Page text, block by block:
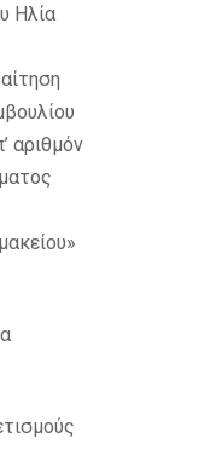
Ηλία
αριθμόν